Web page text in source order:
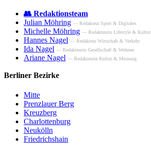
👥 Redaktionsteam
Julian Möhring — Redakteur Sport & Digitales
Michelle Möhring — Redakteurin Lifestyle & Kultur
Hannes Nagel — Redakteur Wirtschaft & Verkehr
Ida Nagel — Redakteurin Gesellschaft & Wohnen
Ariane Nagel — Redakteurin Kultur & Meinung
Berliner Bezirke
Mitte
Prenzlauer Berg
Kreuzberg
Charlottenburg
Neukölln
Friedrichshain